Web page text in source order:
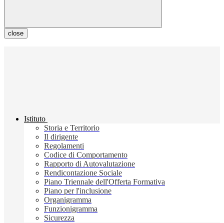
close
Istituto
Storia e Territorio
Il dirigente
Regolamenti
Codice di Comportamento
Rapporto di Autovalutazione
Rendicontazione Sociale
Piano Triennale dell'Offerta Formativa
Piano per l'inclusione
Organigramma
Funzionigramma
Sicurezza